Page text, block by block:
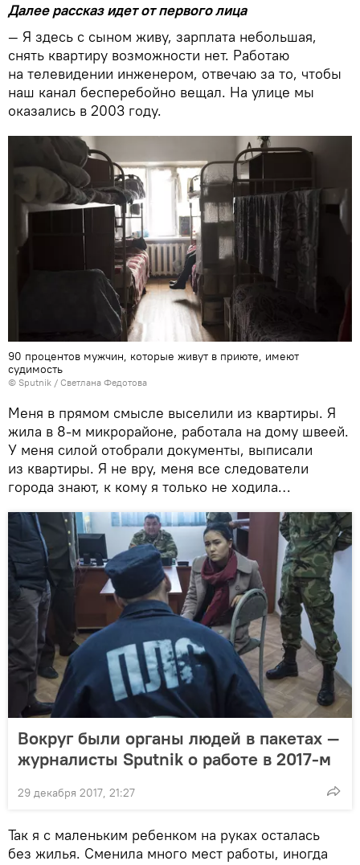
Далее рассказ идет от первого лица
— Я здесь с сыном живу, зарплата небольшая,
снять квартиру возможности нет. Работаю
на телевидении инженером, отвечаю за то, чтобы
наш канал бесперебойно вещал. На улице мы
оказались в 2003 году.
90 процентов мужчин, которые живут в приюте, имеют
судимость
© Sputnik / Светлана Федотова
Меня в прямом смысле выселили из квартиры. Я
жила в 8-м микрорайоне, работала на дому швеей.
У меня силой отобрали документы, выписали
из квартиры. Я не вру, меня все следователи
города знают, к кому я только не ходила…
Вокруг были органы людей в пакетах —
журналисты Sputnik о работе в 2017-м
29 декабря 2017, 21:27
Так я с маленьким ребенком на руках осталась
без жилья. Сменила много мест работы, иногда